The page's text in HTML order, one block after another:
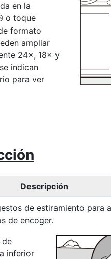
en la
o toque
formato
ampliar
24×, 18× y
indican
para ver
Descripción
de estiramiento para
de encoger.
de
inferior